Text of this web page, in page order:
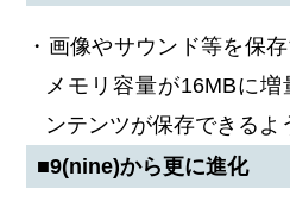
・画像やサウンド等を保
メモリ容量が16MBに
ンテンツが保存できるよ
■9(nine)から更に進化